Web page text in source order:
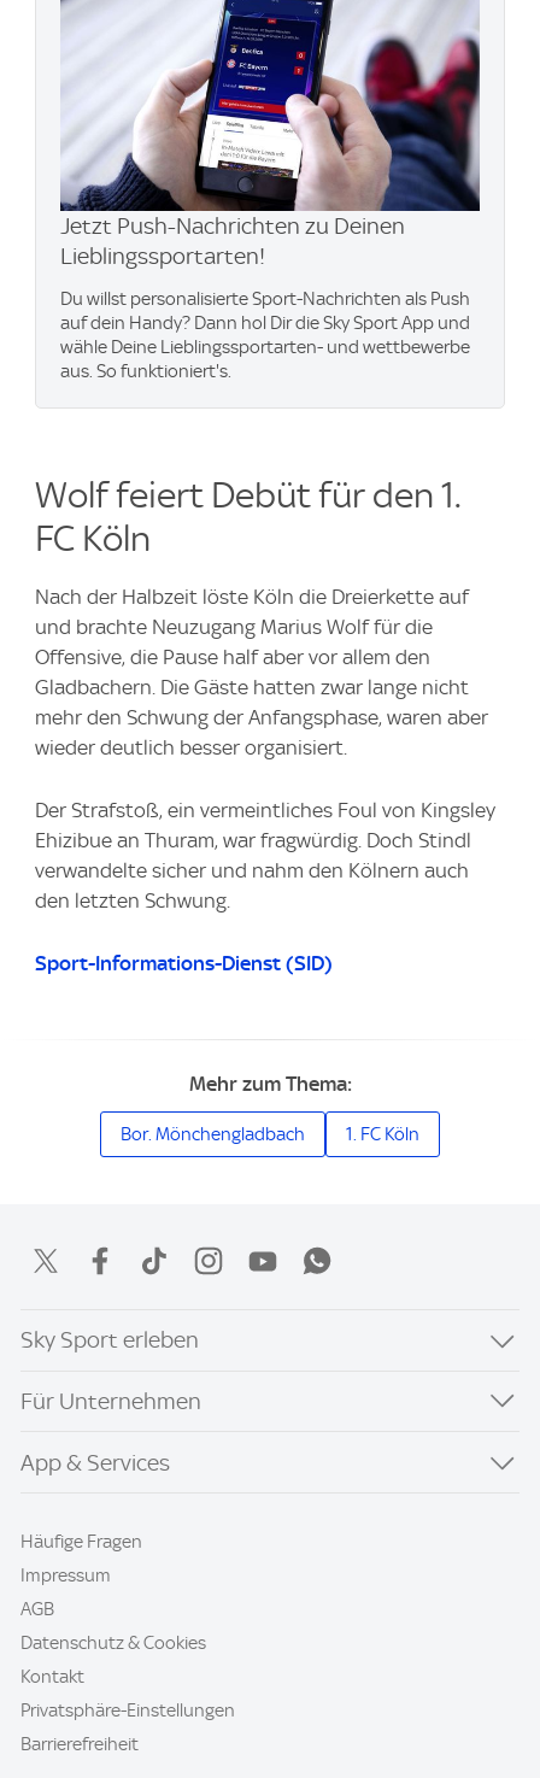
Jetzt Push-Nachrichten zu Deinen
Lieblingssportarten!
Du willst personalisierte Sport-Nachrichten als Push
auf dein Handy? Dann hol Dir die Sky Sport App und
wähle Deine Lieblingssportarten- und wettbewerbe
aus. So funktioniert's.
Wolf feiert Debüt für den 1.
FC Köln
Nach der Halbzeit löste Köln die Dreierkette auf
und brachte Neuzugang Marius Wolf für die
Offensive, die Pause half aber vor allem den
Gladbachern. Die Gäste hatten zwar lange nicht
mehr den Schwung der Anfangsphase, waren aber
wieder deutlich besser organisiert.
Der Strafstoß, ein vermeintliches Foul von Kingsley
Ehizibue an Thuram, war fragwürdig. Doch Stindl
verwandelte sicher und nahm den Kölnern auch
den letzten Schwung.
Sport-Informations-Dienst (SID)
Mehr zum Thema:
Bor. Mönchengladbach 1. FC Köln
Sky Sport erleben
Für Unternehmen
App & Services
Häufige Fragen
Impressum
AGB
Datenschutz & Cookies
Kontakt
Privatsphäre-Einstellungen
Barrierefreiheit